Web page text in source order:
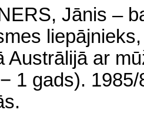
Jānis –
Austrālijā ar
1 gads).